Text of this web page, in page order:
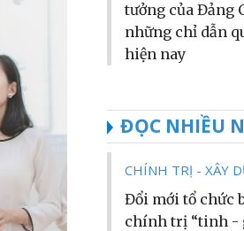
tưởng của Đảng
những chỉ dẫn
hiện nay
ĐỌC NHIỀU
CHÍNH TRỊ - XÂY
Đổi mới tổ chức
chính trị “tinh -